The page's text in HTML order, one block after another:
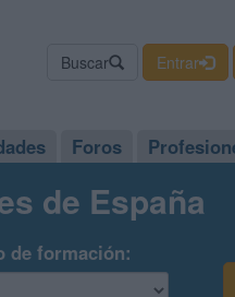
Buscar Entrar
Foros
de España
de formación: